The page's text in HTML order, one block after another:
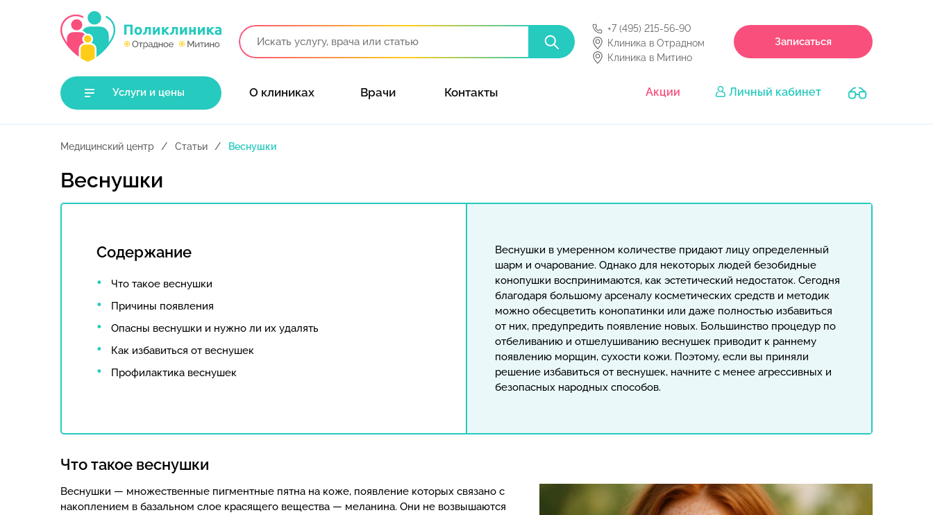
+7 (495) 215-56-90
Клиника в Отрадном
Клиника в Митино
Записаться
Услуги и цены О клиниках Врачи Контакты Акции Личный кабинет
Медицинский центр Статьи Веснушки
Веснушки
Содержание
Что такое веснушки
Причины появления
Опасны веснушки и нужно ли их удалять
Как избавиться от веснушек
Профилактика веснушек
Веснушки в умеренном количестве придают лицу определенный
шарм и очарование. Однако для некоторых людей безобидные
конопушки воспринимаются, как эстетический недостаток. Сегодня
благодаря большому арсеналу косметических средств и методик
можно обесцветить конопатинки или даже полностью избавиться
от них, предупредить появление новых. Большинство процедур по
отбеливанию и отшелушиванию веснушек приводит к раннему
появлению морщин, сухости кожи. Поэтому, если вы приняли
решение избавиться от веснушек, начните с менее агрессивных и
безопасных народных способов.
Что такое веснушки
Веснушки — множественные пигментные пятна на коже, появление которых связано с
накоплением в базальном слое красящего вещества — меланина. Они не возвышаются